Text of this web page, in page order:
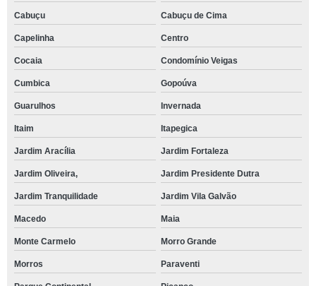
Cabuçu Cabuçu de Cima
Capelinha Centro
Cocaia Condomínio Veigas
Cumbica Gopoúva
Guarulhos Invernada
Itaim Itapegica
Jardim Aracília Jardim Fortaleza
Jardim Oliveira, Jardim Presidente Dutra
Jardim Tranquilidade Jardim Vila Galvão
Macedo Maia
Monte Carmelo Morro Grande
Morros Paraventi